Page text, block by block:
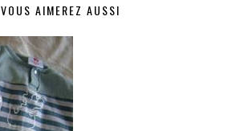
VOUS AIMEREZ AUSSI